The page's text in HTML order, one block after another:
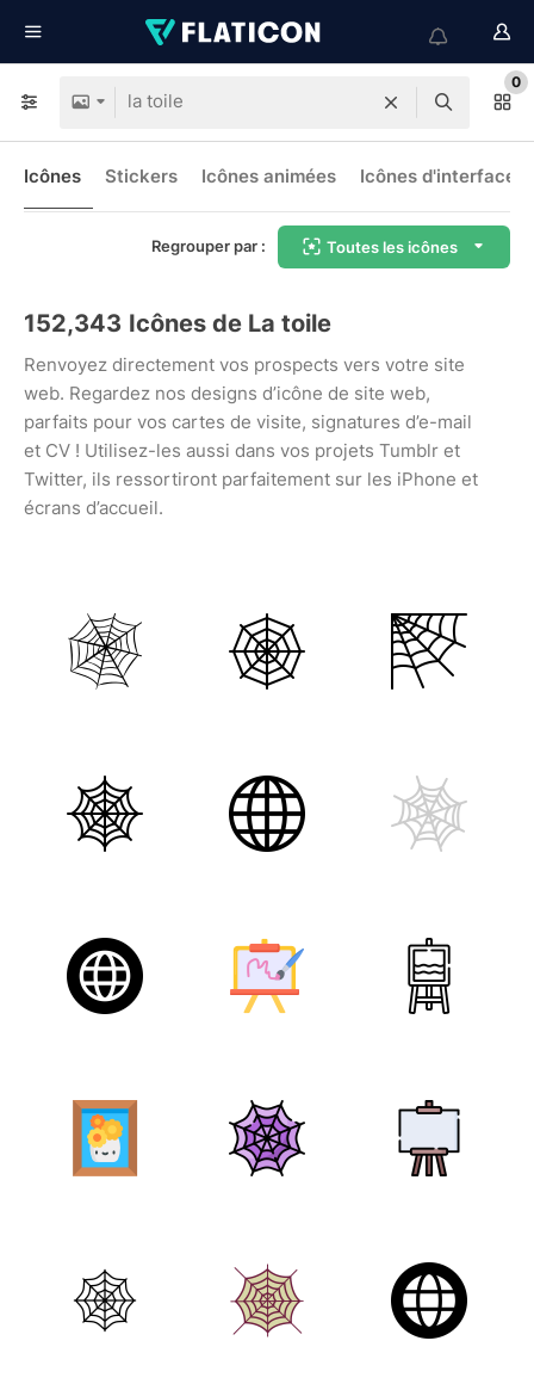
0
Icônes Stickers Icônes animées Icônes d'interface
Regrouper par : Toutes les icônes
152,343 Icônes de La toile
Renvoyez directement vos prospects vers votre site
web. Regardez nos designs d’icône de site web,
parfaits pour vos cartes de visite, signatures d’e-mail
et CV ! Utilisez-les aussi dans vos projets Tumblr et
Twitter, ils ressortiront parfaitement sur les iPhone et
écrans d’accueil.